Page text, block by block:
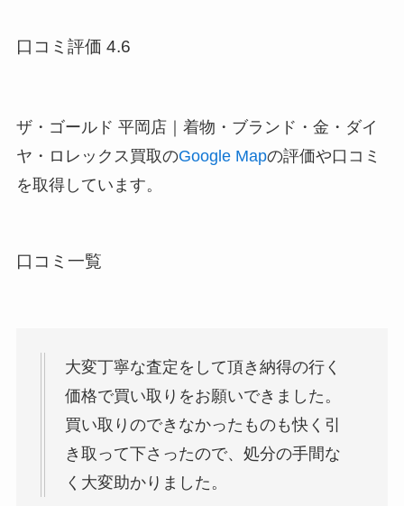
口コミ評価 4.6
ザ・ゴールド 平岡店｜着物・ブランド・金・ダイ
ヤ・ロレックス買取のGoogle Mapの評価や口コミ
を取得しています。
口コミ一覧
大変丁寧な査定をして頂き納得の行く
価格で買い取りをお願いできました。
買い取りのできなかったものも快く引
き取って下さったので、処分の手間な
く大変助かりました。